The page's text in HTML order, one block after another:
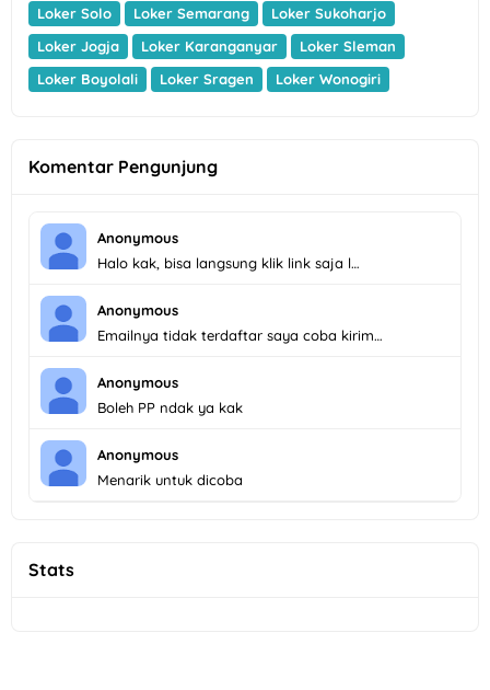
Loker Solo Loker Semarang
Loker Sukoharjo
Loker Jogja
Loker Karanganyar
Loker Sleman
Loker Boyolali
Loker Sragen Loker Wonogiri
Komentar Pengunjung
Anonymous
Halo kak, bisa langsung klik link saja l…
Anonymous
Emailnya tidak terdaftar saya coba kirim…
Anonymous
Boleh PP ndak ya kak
Anonymous
Menarik untuk dicoba
Stats